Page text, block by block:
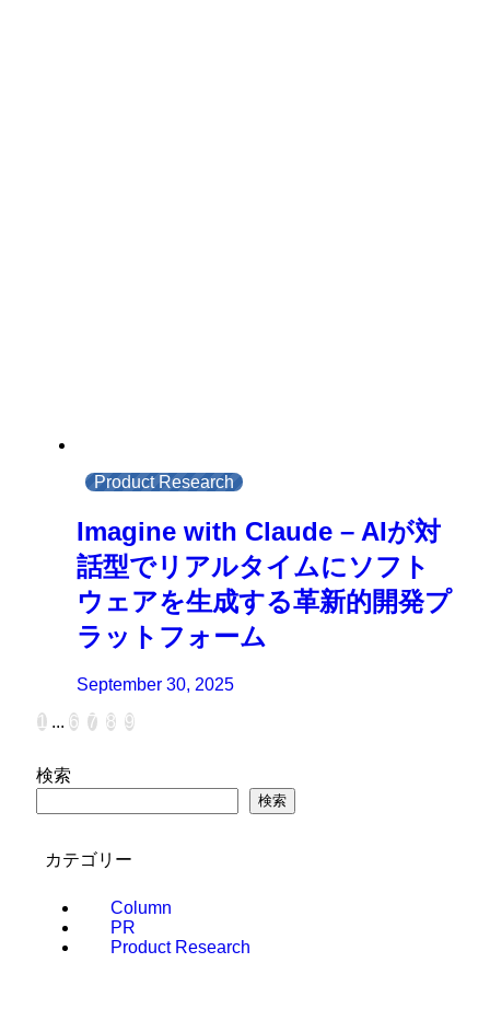
Product Research
Imagine with Claude – AIが対
話型でリアルタイムにソフト
ウェアを生成する革新的開発プ
ラットフォーム
September 30, 2025
1 ... 6 7 8 9
検索
検索
カテゴリー
Column
PR
Product Research